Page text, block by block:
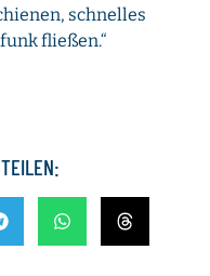
schnelles
fließen.“